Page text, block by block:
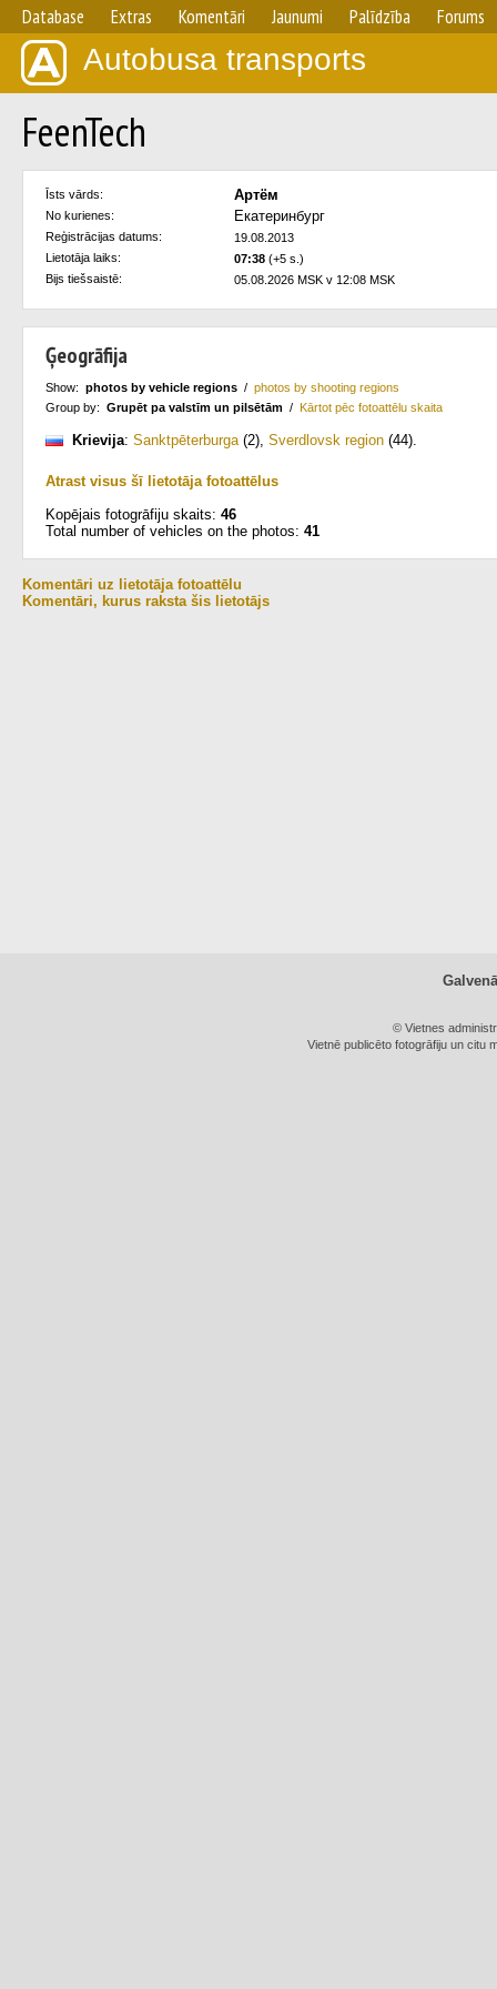
Database Extras Komentāri Jaunumi Palīdzība Forums
Autobusa transports
FeenTech
Īsts vārds: Артём
No kurienes: Екатеринбург
Reģistrācijas datums:
19.08.2013
Lietotāja laiks:
07:38 (+5 s.)
Bijs tiešsaistē:
05.08.2026 MSK v 12:08 MSK
Ģeogrāfija
Show: photos by vehicle regions / photos by shooting regions
Group by: Grupēt pa valstīm un pilsētām / Kārtot pēc fotoattēlu skaita
Krievija: Sanktpēterburga(2), Sverdlovsk region (44).
Atrast visus šī lietotāja fotoattēlus
Kopējais fotogrāfiju skaits: 46
Total number of vehicles on the photos: 41
Komentāri uz lietotāja fotoattēlu
Komentāri, kurus raksta šis lietotājs
© Vietnes
Vietnē publicēto fotogrāfiju un citu